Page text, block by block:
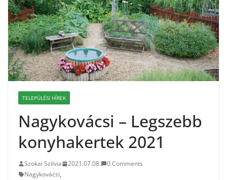
TELEPÜLÉSI HÍREK
Nagykovácsi – Legszebb
konyhakertek 2021
Szokai Szilvia 2021.07.08.
0 Comments
Nagykovácsi,